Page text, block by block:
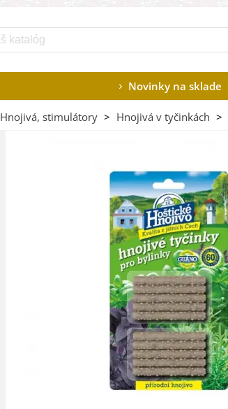
Novinky na sklade
Hnojivá, stimulátory > Hnojivá v tyčinkách >